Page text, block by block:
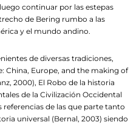
continuar por las estepas
de Bering rumbo a las
y el mundo andino.
de diversas tradiciones,
China, Europe, and the making of
2000), El Robo de la historia
de la Civilización Occidental
referencias de las que parte tanto
universal (Bernal, 2003) siendo